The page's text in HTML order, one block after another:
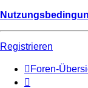
Registrieren
Foren-